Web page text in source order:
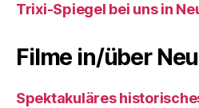
Trixi-Spiegel bei uns in
Filme in/über
Spektakuläres